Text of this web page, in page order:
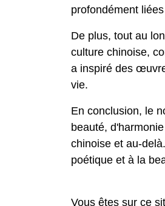
profondément
De plus, tout au
culture chinoise,
a inspiré des
vie.
En conclusion, le
beauté,
chinoise et au-
poétique et à la
Vous êtes sur ce